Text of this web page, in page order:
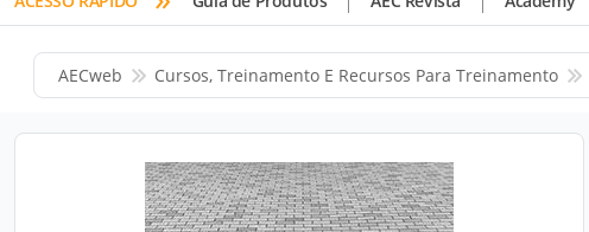
etc
AECweb Cursos, Treinamento E Recursos Para Treinamento